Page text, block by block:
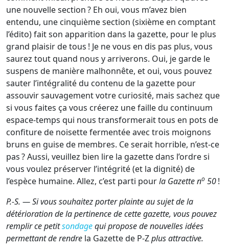
une nouvelle section ? Eh oui, vous m’avez bien
entendu, une cinquième section (sixième en comptant
l’édito) fait son apparition dans la gazette, pour le plus
grand plaisir de tous ! Je ne vous en dis pas plus, vous
saurez tout quand nous y arriverons. Oui, je garde le
suspens de manière malhonnête, et oui, vous pouvez
sauter l’intégralité du contenu de la gazette pour
assouvir sauvagement votre curiosité, mais sachez que
si vous faites ça vous créerez une faille du continuum
espace-temps qui nous transformerait tous en pots de
confiture de noisette fermentée avec trois moignons
bruns en guise de membres. Ce serait horrible, n’est-ce
pas ? Aussi, veuillez bien lire la gazette dans l’ordre si
vous voulez préserver l’intégrité (et la dignité) de
l’espèce humaine. Allez, c’est parti pourla Gazette no 50!
P.-S. — Si vous souhaitez porter plainte au sujet de la
détérioration de la pertinence de cette gazette, vous pouvez
remplir ce petitsondagequi propose de nouvelles idées
permettant de rendre la Gazette de P-Zplus attractive.